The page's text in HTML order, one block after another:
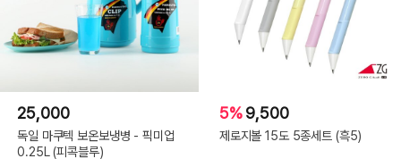
25,000
독일 마쿠텍 보온보냉병 - 픽미업
0.25L (피콕블루)
5%9,500
제로지볼 15도 5종세트 (흑5)